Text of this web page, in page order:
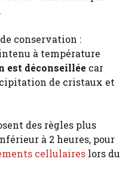
conservation :
à température
est déconseillée car
de cristaux et
des règles plus
à 2 heures, pour
cellulaires lors du